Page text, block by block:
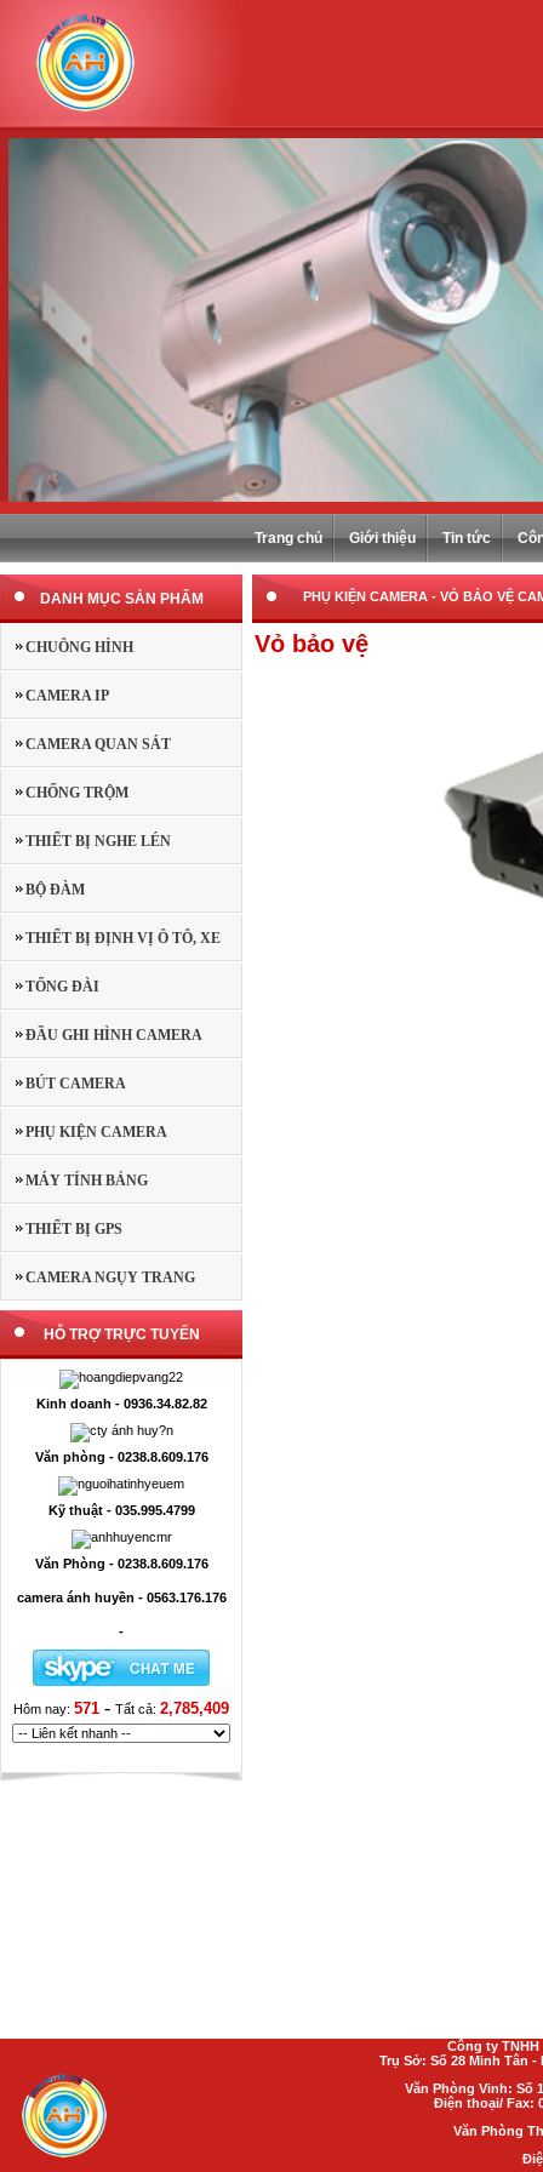
Trang chủ Giới thiệu Tin tức
DANH MỤC SẢN PHẨM
CHUÔNG HÌNH
CAMERA IP
CAMERA QUAN SÁT
CHỐNG TRỘM
THIẾT BỊ NGHE LÉN
BỘ ĐÀM
THIẾT BỊ ĐỊNH VỊ Ô TÔ, XE
MÁY
TỔNG ĐÀI
ĐẦU GHI HÌNH CAMERA
BÚT CAMERA
PHỤ KIỆN CAMERA
MÁY TÍNH BẢNG
THIẾT BỊ GPS
CAMERA NGỤY TRANG
HỖ TRỢ TRỰC TUYẾN
Kinh doanh - 0936.34.82.82
Văn phòng - 0238.8.609.176
Kỹ thuật - 035.995.4799
Văn Phòng - 0238.8.609.176
camera ánh huyền - 0563.176.176
-
Hôm nay: 571 - Tất cả: 2,785,409
PHỤ KIỆN CAMERA - VỎ BẢO VỆ
Vỏ bảo vệ
Công ty
Trụ Sở: Số 28 Minh Tân
Văn Phòng Vinh: Số
Điện thoại/ Fax:
Văn Phòng